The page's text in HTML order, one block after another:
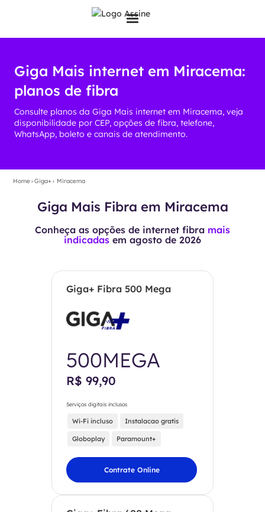
Giga Mais internet em Miracema:
planos de fibra
Consulte planos da Giga Mais internet em Miracema, veja
disponibilidade por CEP, opções de fibra, telefone,
WhatsApp, boleto e canais de atendimento.
Home›Giga+› Miracema
Giga Mais Fibra em Miracema
Conheça as opções de internet fibra mais
indicadas em agosto de 2026
Giga+ Fibra 500 Mega
500MEGA
R$ 99,90
Serviços digitais inclusos
Wi-Fi incluso Instalacao gratis
Globoplay Paramount+
Contrate Online